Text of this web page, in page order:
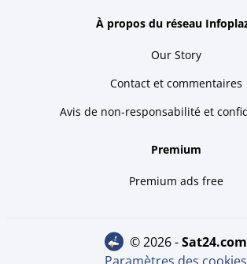
À propos du réseau
Our Story
Contact et commentaires
Avis de non-responsabilité et
Premium
Premium ads free
© 2026 - sat24.com